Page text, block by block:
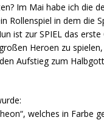
Im Mai habe ich die
Rollenspiel in dem die
ist zur SPIEL das
Heroen zu
Aufstieg zum
welches in Farbe